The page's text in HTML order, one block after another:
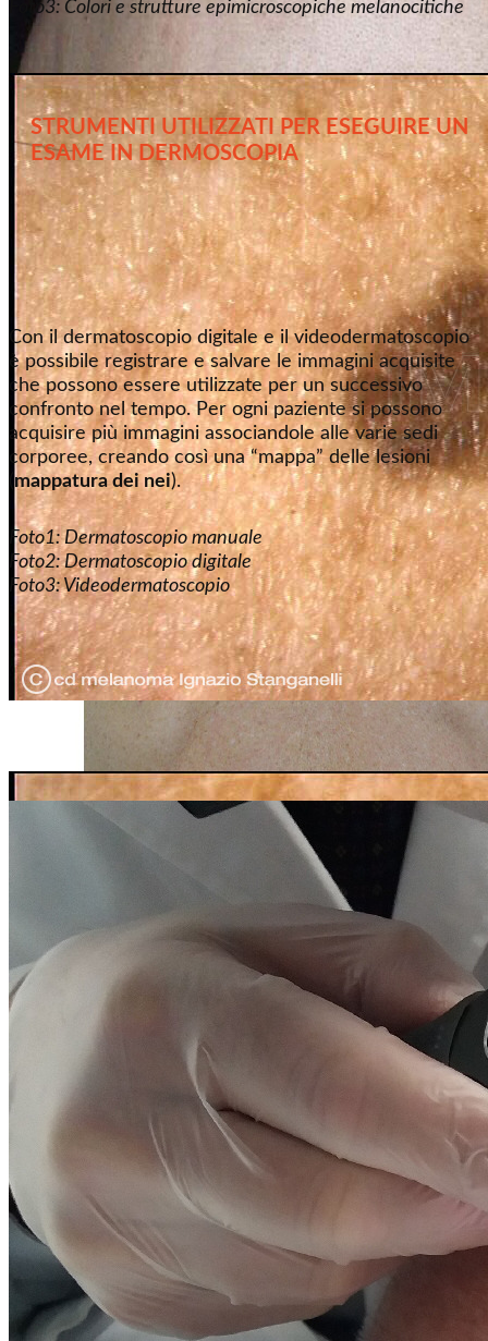
Foto3: Colori e strutture epimicroscopiche melanocitiche
STRUMENTI UTILIZZATI
PER ESEGUIRE UN
ESAME IN DERMOSCOPIA
Con il dermatoscopio digitale e il videodermatoscopio
è possibile registrare e salvare le immagini acquisite
che possono essere utilizzate per un successivo
confronto nel tempo. Per ogni paziente si possono
acquisire più immagini associandole alle varie sedi
corporee, creando così una “mappa” delle lesioni
mappatura dei nei).
Foto1: ​Dermatoscopio manuale
Foto2: ​Dermatoscopio digitale
Foto3:Videodermatoscopio